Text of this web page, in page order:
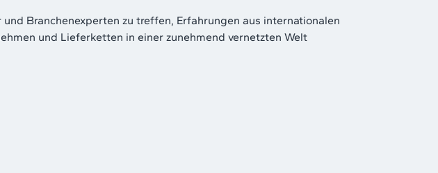
Branchenexperten zu treffen, Erfahrungen aus internationalen
und Lieferketten in einer zunehmend vernetzten Welt